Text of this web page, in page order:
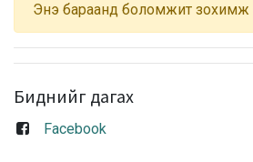
Энэ бараанд боломжит зохимж
Биднийг дагах
Facebook